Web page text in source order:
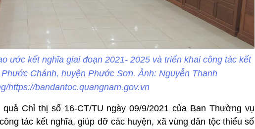
ước kết nghĩa giai đoạn 2021- 2025 và triển khai công tác kết
Chánh, huyện Phước Sơn. Ảnh: Nguyễn Thanh
https://bandantoc.quangnam.gov.vn
Chỉ thị số 16-CT/TU ngày 09/9/2021 của Ban Thường vụ
tác kết nghĩa, giúp đỡ các huyện, xã vùng dân tộc thiểu số